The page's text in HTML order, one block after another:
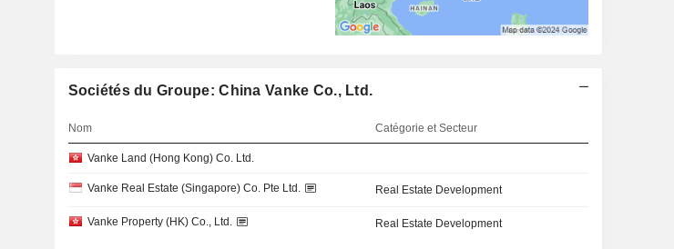
Sociétés du Groupe: China Vanke Co., Ltd.
Nom Catégorie et Secteur
Vanke Land (Hong Kong) Co. Ltd.
Vanke Real Estate (Singapore) Co. Pte Ltd. Real Estate Development
Vanke Property (HK) Co., Ltd. Real Estate Development